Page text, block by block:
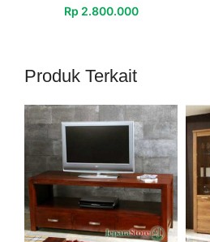
Rp 2.800.000
Produk Terkait